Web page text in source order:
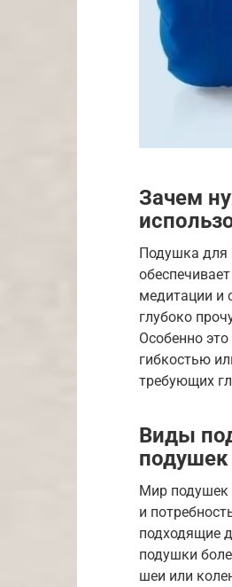
Зачем
Подушка для
медитации и
глубоко
Особенно
гибкостью
требующих
Виды
подушек
Мир подушек
и
подходящие
подушки
шеи или